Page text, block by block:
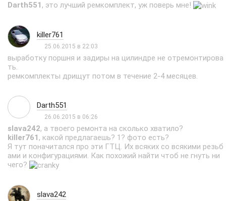
Darth551, это лучший ремкомплект, уж поверь мне!
killer761
25.06.2015 в 22:03
выработку поршня и задиры на цилиндре не отремонтирова
ть.
ремкомплекты дрищут потом в течение 2-4 месяцев.
Darth551
26.06.2015 в 06:26
slava242, а твоего ремонта на сколько хватило?
killer761, какой предлагаешь? 1? фото есть?
Я тут поначитался про эти ГТЦ. Их всяких со всякими резьб
ами и конфигурациями. Как похожий найти чтоб не гнуть ни
чего?
slava242